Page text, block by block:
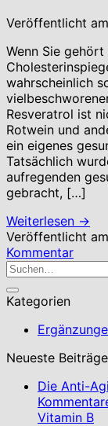
Veröffentlicht am
Wenn Sie
wahrscheinlich
Resveratrol ist
Rotwein und
ein eigenes
Tatsächlich
aufregenden
gebracht, […]
Weiterlesen →
Veröffentlicht am
Kommentar
Kategorien
Neueste Beiträge
Die Anti-
Vitamin B